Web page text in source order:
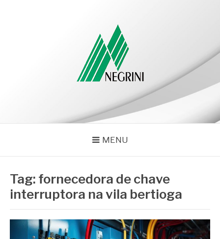
MENU
Tag: fornecedora de chave
interruptora na vila bertioga